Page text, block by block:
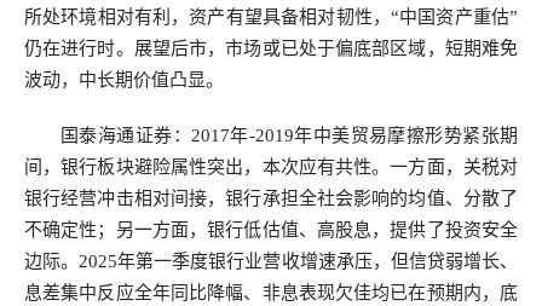
所处环境相对有利，资产有望具备相对韧性，“中国资产重估”
仍在进行时。展望后市，市场或已处于偏底部区域，短期难免
波动，中长期价值凸显。
国泰海通证券：2017年-2019年中美贸易摩擦形势紧张期
间，银行板块避险属性突出，本次应有共性。一方面，关税对
银行经营冲击相对间接，银行承担全社会影响的均值、分散了
不确定性；另一方面，银行低估值、高股息，提供了投资安全
边际。2025年第一季度银行业营收增速承压，但信贷弱增长、
息差集中反应全年同比降幅、非息表现欠佳均已在预期内，底